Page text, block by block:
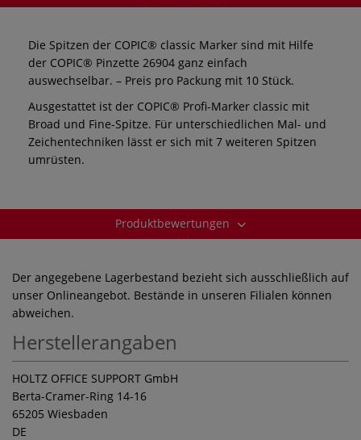
Die Spitzen der COPIC® classic Marker sind mit Hilfe
der COPIC® Pinzette 26904 ganz einfach
auswechselbar. – Preis pro Packung mit 10 Stück.
Ausgestattet ist der COPIC® Profi-Marker classic mit
Broad und Fine-Spitze. Für unterschiedlichen Mal- und
Zeichentechniken lässt er sich mit 7 weiteren Spitzen
umrüsten.
Produktbewertungen
Der angegebene Lagerbestand bezieht sich ausschließlich auf
unser Onlineangebot. Bestände in unseren Filialen können
abweichen.
Herstellerangaben
HOLTZ OFFICE SUPPORT GmbH
Berta-Cramer-Ring 14-16
65205 Wiesbaden
DE